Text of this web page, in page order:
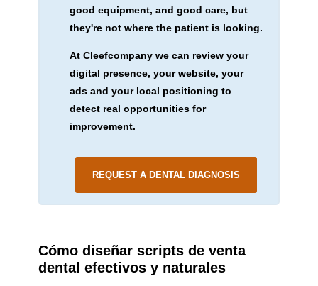
good equipment, and good care, but
they're not where the patient is looking.
At Cleefcompany we can review your
digital presence, your website, your
ads and your local positioning to
detect real opportunities for
improvement.
REQUEST A DENTAL DIAGNOSIS
Cómo diseñar scripts de venta
dental efectivos y naturales